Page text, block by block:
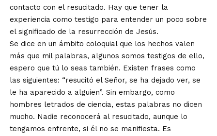
contacto con el resucitado. Hay que tener la
experiencia como testigo para entender un poco sobre
el significado de la resurrección de Jesús.
Se dice en un ámbito coloquial que los hechos valen
más que mil palabras, algunos somos testigos de ello,
espero que tú lo seas también. Existen frases como
las siguientes: “resucitó el Señor, se ha dejado ver, se
le ha aparecido a alguien”. Sin embargo, como
hombres letrados de ciencia, estas palabras no dicen
mucho. Nadie reconocerá al resucitado, aunque lo
tengamos enfrente, si él no se manifiesta. Es